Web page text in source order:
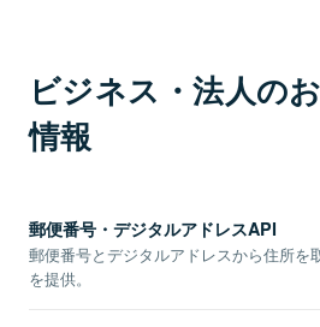
ビジネス・法人の
情報
郵便番号・デジタルアドレスAPI
郵便番号とデジタルアドレスから住所を
を提供。